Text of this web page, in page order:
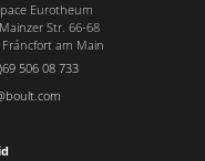
Eurotheum
Str. 66-68
Fráncfort am Main
506 08 733